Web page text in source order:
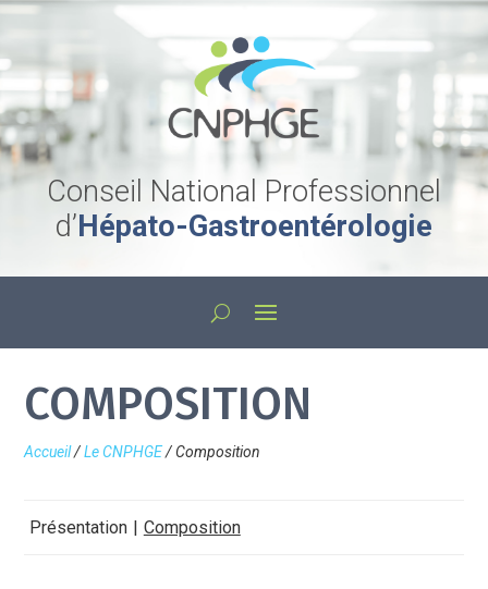
Conseil National Professionnel
d’Hépato-Gastroentérologie
COMPOSITION
Accueil/Le CNPHGE/Composition
Présentation Composition